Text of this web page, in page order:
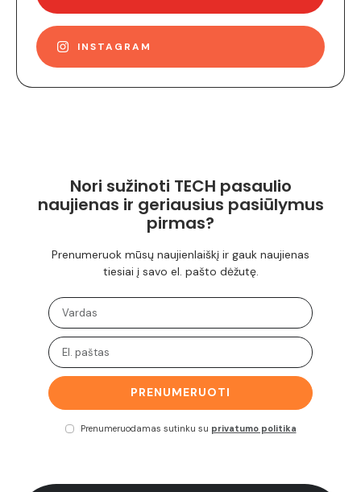
INSTAGRAM
Nori sužinoti TECH pasaulio
naujienas ir geriausius pasiūlymus
pirmas?
Prenumeruok mūsų naujienlaiškį ir gauk naujienas
tiesiai į savo el. pašto dėžutę.
PRENUMERUOTI
Prenumeruodamas sutinku su privatumo politika